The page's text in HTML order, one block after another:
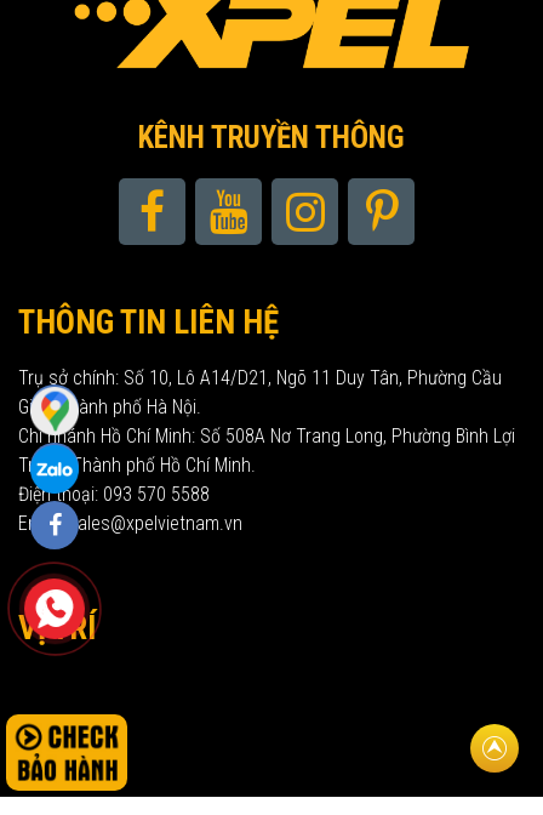
KÊNH TRUYỀN THÔNG
THÔNG TIN LIÊN HỆ
Trụ sở chính: Số 10, Lô A14/D21, Ngõ 11 Duy Tân, Phường Cầu
Giấy, Thành phố Hà Nội.
Chi nhánh Hồ Chí Minh: Số 508A Nơ Trang Long, Phường Bình Lợi
Trung, Thành phố Hồ Chí Minh.
Điện thoại: 093 570 5588
Email: sales@xpelvietnam.vn
VỊ TRÍ
Về đầu